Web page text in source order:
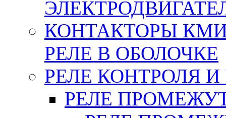
КОНТАКТОРЫ
РЕЛЕ В ОБОЛОЧКЕ
РЕЛЕ КОНТРОЛЯ
РЕЛЕ